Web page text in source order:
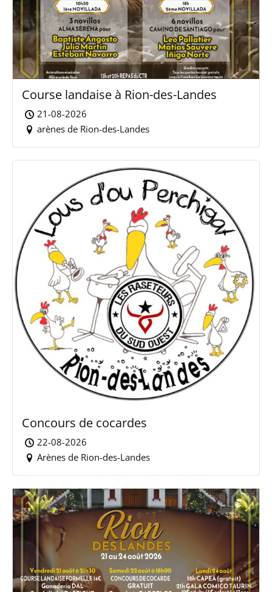
Course landaise à Rion-des-Landes
21-08-2026
arènes de Rion-des-Landes
Concours de cocardes
22-08-2026
Arènes de Rion-des-Landes